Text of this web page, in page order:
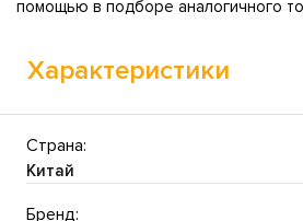
помощью в подборе аналогичного
Характеристики
Страна:
Китай
Бренд: